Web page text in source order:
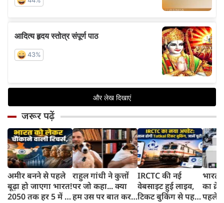
जरूर पढ़ें
अमीर बनने से पहले
बूढ़ा हो जाएगा भारत!
2050 तक हर 5 में 1
राहुल गांधी ने कुत्तों
पर जो कहा... क्या
हम उस पर बात कर
IRCTC की नई
वेबसाइट हुई लाइव,
टिकट बुकिंग से पहले
भारत
का
पहले